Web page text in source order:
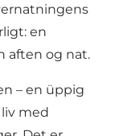
en
aften og nat.
– en üppig
med